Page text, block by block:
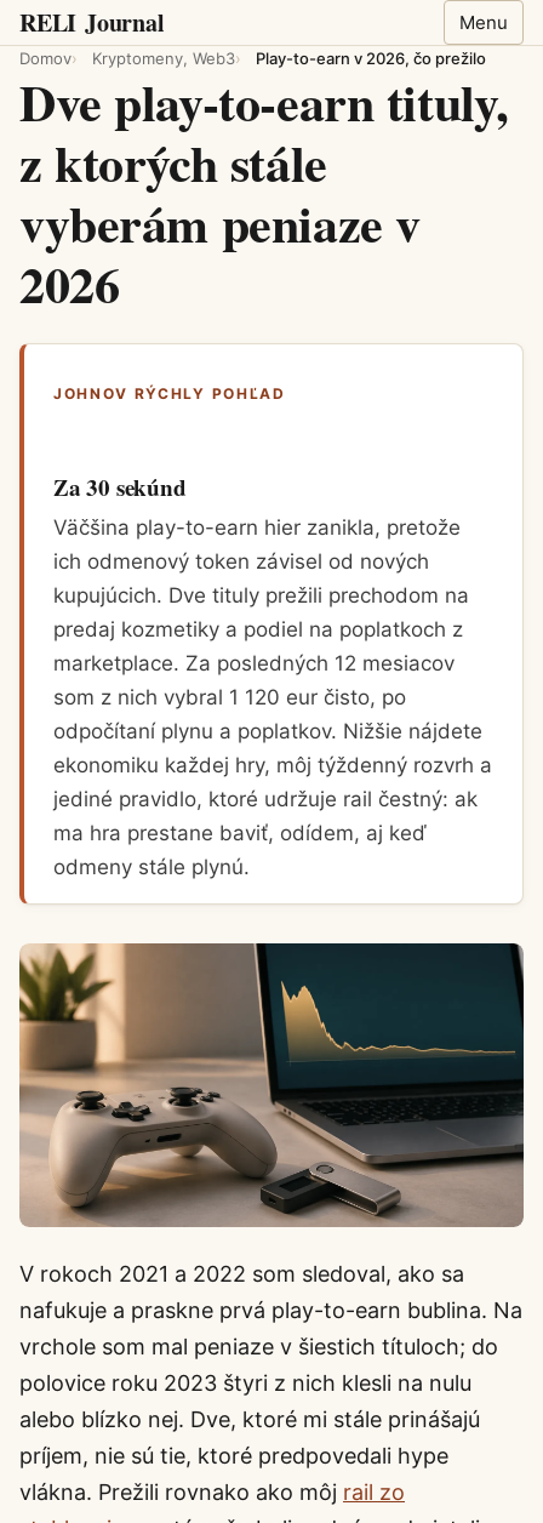
RELI Journal Menu
Domov Kryptomeny, Web3 Play-to-earn v 2026, čo prežilo
Dve play-to-earn tituly,
z ktorých stále
vyberám peniaze v
2026
JOHNOV RÝCHLY POHĽAD
Za 30 sekúnd
Väčšina play-to-earn hier zanikla, pretože
ich odmenový token závisel od nových
kupujúcich. Dve tituly prežili prechodom na
predaj kozmetiky a podiel na poplatkoch z
marketplace. Za posledných 12 mesiacov
som z nich vybral 1 120 eur čisto, po
odpočítaní plynu a poplatkov. Nižšie nájdete
ekonomiku každej hry, môj týždenný rozvrh a
jediné pravidlo, ktoré udržuje rail čestný: ak
ma hra prestane baviť, odídem, aj keď
odmeny stále plynú.
V rokoch 2021 a 2022 som sledoval, ako sa
nafukuje a praskne prvá play-to-earn bublina. Na
vrchole som mal peniaze v šiestich títuloch; do
polovice roku 2023 štyri z nich klesli na nulu
alebo blízko nej. Dve, ktoré mi stále prinášajú
príjem, nie sú tie, ktoré predpovedali hype
vlákna. Prežili rovnako ako môj rail zo